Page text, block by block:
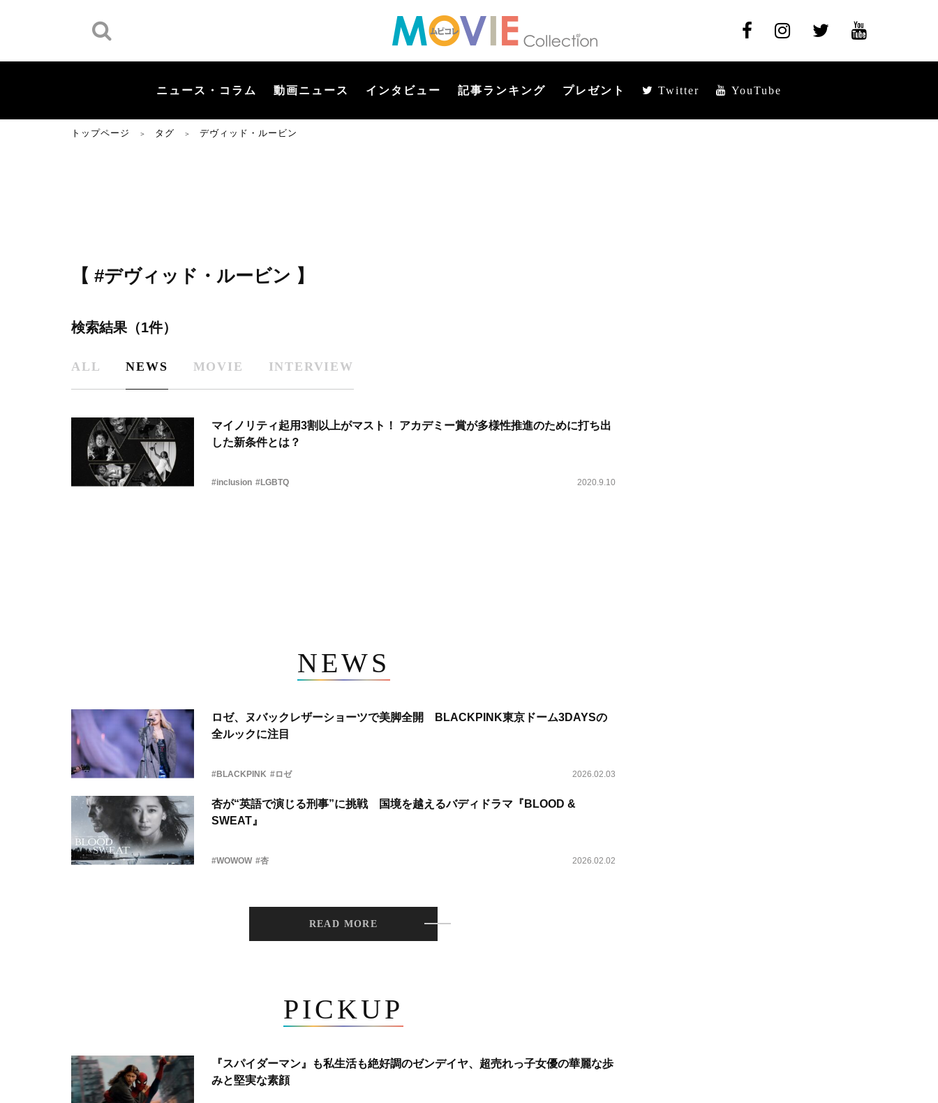
ニュース・コラム 動画ニュース インタビュー 記事ランキング プレゼント Twitter YouTube
トップページ ＞ タグ ＞ デヴィッド・ルービン
【 #デヴィッド・ルービン 】
検索結果（1件）
ALL NEWS MOVIE INTERVIEW
マイノリティ起用3割以上がマスト！ アカデミー賞が多様性推進のために打ち出
した新条件とは？
#inclusion #LGBTQ 2020.9.10
NEWS
ロゼ、ヌバックレザーショーツで美脚全開 BLACKPINK東京ドーム3DAYSの
全ルックに注目
#BLACKPINK #ロゼ 2026.02.03
杏が“英語で演じる刑事”に挑戦 国境を越えるバディドラマ『BLOOD &
SWEAT』
#WOWOW #杏 2026.02.02
READ MORE
PICKUP
『スパイダーマン』も私生活も絶好調のゼンデイヤ、超売れっ子女優の華麗な歩
みと堅実な素顔